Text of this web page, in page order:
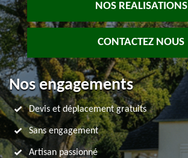
NOS REALISATIONS
CONTACTEZ NOUS
Nos engagements
Devis et déplacement gratuits
Sans engagement
Artisan passionné